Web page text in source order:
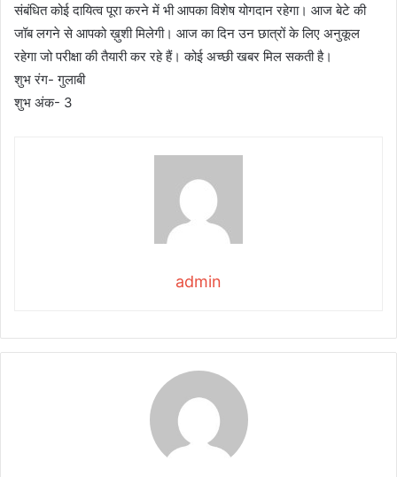
संबंधित कोई दायित्व पूरा करने में भी आपका विशेष योगदान रहेगा। आज बेटे की
जॉब लगने से आपको ख़ुशी मिलेगी। आज का दिन उन छात्रों के लिए अनुकूल
रहेगा जो परीक्षा की तैयारी कर रहे हैं। कोई अच्छी खबर मिल सकती है।
शुभ रंग- गुलाबी
शुभ अंक- 3
admin